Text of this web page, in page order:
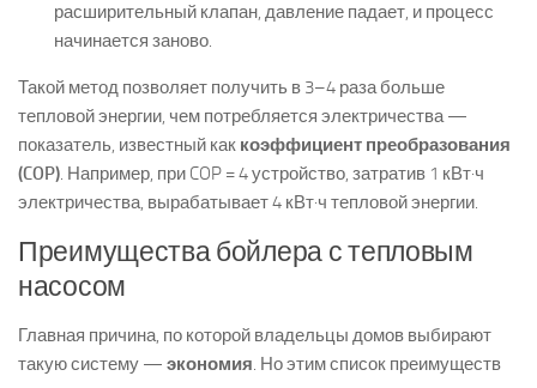
расширительный клапан, давление падает, и процесс
начинается заново.
Такой метод позволяет получить в 3–4 раза больше
тепловой энергии, чем потребляется электричества —
показатель, известный как коэффициент преобразования
(COP). Например, при COP = 4 устройство, затратив 1 кВт·ч
электричества, вырабатывает 4 кВт·ч тепловой энергии.
Преимущества бойлера с тепловым
насосом
Главная причина, по которой владельцы домов выбирают
такую систему — экономия. Но этим список преимуществ